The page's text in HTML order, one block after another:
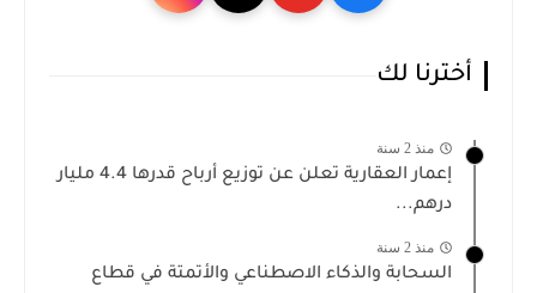
أخترنا لك
منذ 2 سنة
إعمار العقارية تعلن عن توزيع أرباح قدرها 4.4 مليار
درهم...
منذ 2 سنة
السحابة والذكاء الاصطناعي والأتمتة في قطاع